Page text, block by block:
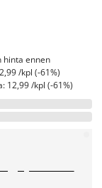
hinta ennen
/kpl (-61%)
12,99 /kpl (-61%)